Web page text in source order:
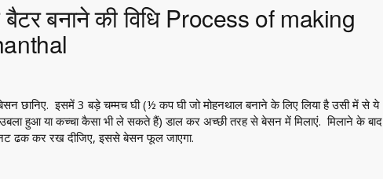
बनाने की विधि Process of making
छानिए. इसमें 3 बड़े चम्मच घी (½ कप घी जो मोहनथाल बनाने के लिए लिया है उसी में से ये
हुआ या कच्चा कैसा भी ले सकते हैं) डाल कर अच्छी तरह से बेसन में मिलाएं. मिलाने के बाद
ढक कर रख दीजिए, इससे बेसन फूल जाएगा.